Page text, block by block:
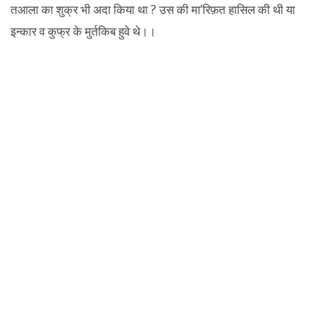
तआला का शुक्र भी अदा किया था ? उस की मा’रिफ़त हासिल की थी या
इन्कार व कुफ्र के मुर्तकिब हुवे थे।।